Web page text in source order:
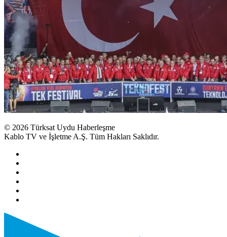
© 2026 Türksat Uydu Haberleşme
Kablo TV ve İşletme A.Ş. Tüm Hakları Saklıdır.